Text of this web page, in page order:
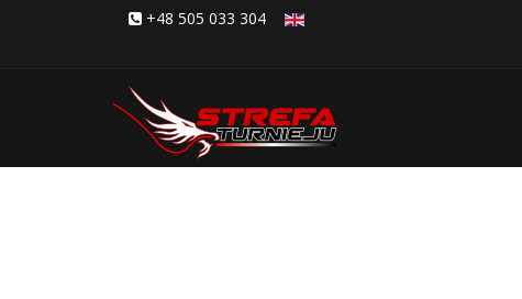
+48 505 033 304